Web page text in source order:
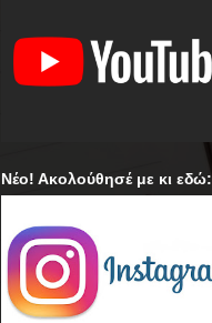
Νέο! Ακολούθησέ με κι εδώ: